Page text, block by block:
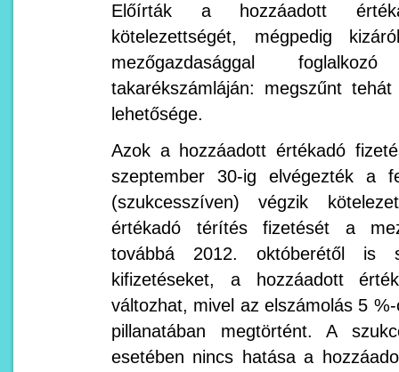
Előírták a hozzáadott
kötelezettségét, mégpedig
mezőgazdasággal
takarékszámláján: megszűnt
lehetősége.
Azok a hozzáadott értékadó
szeptember 30-ig elvégezték a
(szukcesszíven) végzik
értékadó térítés fizetését a
továbbá 2012. októberétől is
kifizetéseket, a hozzáadott
változhat, mivel az elszámolás 5
pillanatában megtörtént. A
esetében nincs hatása a